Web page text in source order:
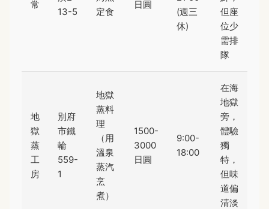
常
13-5
定食
日圓
(週三
休)
但座
位少
需排
隊
地
獄
蒸
工
房
別府
市鐵
輪
559-
1
地獄
蒸料
理
（用
溫泉
蒸汽
烹
煮）
1500-
3000
日圓
9:00-
18:00
在海
地獄
旁，
體驗
獨
特，
但味
道偏
清淡